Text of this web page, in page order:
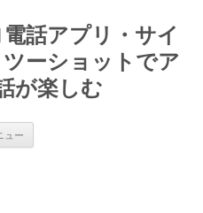
話アプリ・サイ
ーショットでア
が楽しむ
ュー